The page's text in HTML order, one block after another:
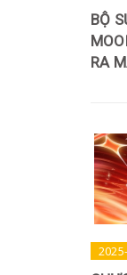
BỘ
RA